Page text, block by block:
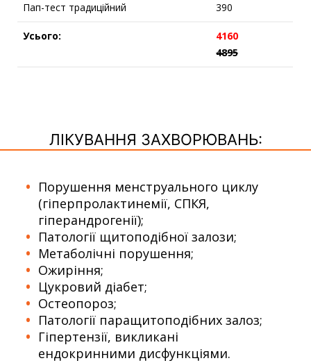
Пап-тест традиційний 390
Усього:
4160
4895
ЛІКУВАННЯ ЗАХВОРЮВАНЬ:
Порушення менструального циклу
(гіперпролактинемії, СПКЯ,
гіперандрогенії);
Патології щитоподібної залози;
Метаболічні порушення;
Ожиріння;
Цукровий діабет;
Остеопороз;
Патології паращитоподібних залоз;
Гіпертензії, викликані
ендокринними дисфункціями.